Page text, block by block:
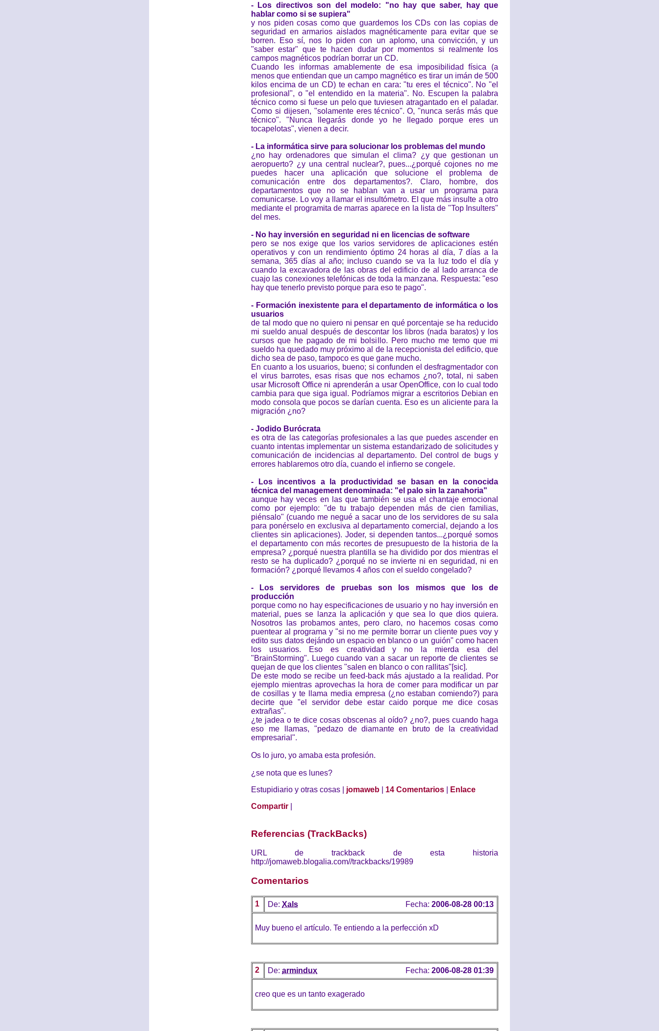
- Los directivos son del modelo: "no hay que saber, hay que
hablar como si se supiera"
y nos piden cosas como que guardemos los CDs con las copias de
seguridad en armarios aislados magnéticamente para evitar que se
borren. Eso sí, nos lo piden con un aplomo, una convicción, y un
"saber estar" que te hacen dudar por momentos si realmente los
campos magnéticos podrían borrar un CD.
Cuando les informas amablemente de esa imposibilidad física (a
menos que entiendan que un campo magnético es tirar un imán de 500
kilos encima de un CD) te echan en cara: "tu eres el técnico". No "el
profesional", o "el entendido en la materia". No. Escupen la palabra
técnico como si fuese un pelo que tuviesen atragantado en el paladar.
Como si dijesen, "solamente eres técnico". O, "nunca serás más que
técnico". "Nunca llegarás donde yo he llegado porque eres un
tocapelotas", vienen a decir.
- La informática sirve para solucionar los problemas del mundo
¿no hay ordenadores que simulan el clima? ¿y que gestionan un
aeropuerto? ¿y una central nuclear?, pues...¿porqué cojones no me
puedes hacer una aplicación que solucione el problema de
comunicación entre dos departamentos?. Claro, hombre, dos
departamentos que no se hablan van a usar un programa para
comunicarse. Lo voy a llamar el insultómetro. El que más insulte a otro
mediante el programita de marras aparece en la lista de "Top Insulters"
del mes.
- No hay inversión en seguridad ni en licencias de software
pero se nos exige que los varios servidores de aplicaciones estén
operativos y con un rendimiento óptimo 24 horas al día, 7 días a la
semana, 365 días al año; incluso cuando se va la luz todo el día y
cuando la excavadora de las obras del edificio de al lado arranca de
cuajo las conexiones telefónicas de toda la manzana. Respuesta: "eso
hay que tenerlo previsto porque para eso te pago".
- Formación inexistente para el departamento de informática o los
usuarios
de tal modo que no quiero ni pensar en qué porcentaje se ha reducido
mi sueldo anual después de descontar los libros (nada baratos) y los
cursos que he pagado de mi bolsillo. Pero mucho me temo que mi
sueldo ha quedado muy próximo al de la recepcionista del edificio, que
dicho sea de paso, tampoco es que gane mucho.
En cuanto a los usuarios, bueno; si confunden el desfragmentador con
el virus barrotes, esas risas que nos echamos ¿no?, total, ni saben
usar Microsoft Office ni aprenderán a usar OpenOffice, con lo cual todo
cambia para que siga igual. Podríamos migrar a escritorios Debian en
modo consola que pocos se darían cuenta. Eso es un aliciente para la
migración ¿no?
- Jodido Burócrata
es otra de las categorías profesionales a las que puedes ascender en
cuanto intentas implementar un sistema estandarizado de solicitudes y
comunicación de incidencias al departamento. Del control de bugs y
errores hablaremos otro día, cuando el infierno se congele.
- Los incentivos a la productividad se basan en la conocida
técnica del management denominada: "el palo sin la zanahoria"
aunque hay veces en las que también se usa el chantaje emocional
como por ejemplo: "de tu trabajo dependen más de cien familias,
piénsalo" (cuando me negué a sacar uno de los servidores de su sala
para ponérselo en exclusiva al departamento comercial, dejando a los
clientes sin aplicaciones). Joder, si dependen tantos...¿porqué somos
el departamento con más recortes de presupuesto de la historia de la
empresa? ¿porqué nuestra plantilla se ha dividido por dos mientras el
resto se ha duplicado? ¿porqué no se invierte ni en seguridad, ni en
formación? ¿porqué llevamos 4 años con el sueldo congelado?
- Los servidores de pruebas son los mismos que los de
producción
porque como no hay especificaciones de usuario y no hay inversión en
material, pues se lanza la aplicación y que sea lo que dios quiera.
Nosotros las probamos antes, pero claro, no hacemos cosas como
puentear al programa y "si no me permite borrar un cliente pues voy y
edito sus datos dejándo un espacio en blanco o un guión" como hacen
los usuarios. Eso es creatividad y no la mierda esa del
"BrainStorming". Luego cuando van a sacar un reporte de clientes se
quejan de que los clientes "salen en blanco o con rallitas"[sic].
De este modo se recibe un feed-back más ajustado a la realidad. Por
ejemplo mientras aprovechas la hora de comer para modificar un par
de cosillas y te llama media empresa (¿no estaban comiendo?) para
decirte que "el servidor debe estar caido porque me dice cosas
extrañas".
¿te jadea o te dice cosas obscenas al oído? ¿no?, pues cuando haga
eso me llamas, "pedazo de diamante en bruto de la creatividad
empresarial".
Os lo juro, yo amaba esta profesión.
¿se nota que es lunes?
Estupidiario y otras cosas | jomaweb 14 Comentarios
Enlace
Compartir
Referencias (TrackBacks)
URL de trackback de esta historia
http://jomaweb.blogalia.com//trackbacks/19989
Comentarios
1 De: Xals Fecha: 2006-08-28 00:13
Muy bueno el artículo. Te entiendo a la perfección xD
2 De: armindux Fecha: 2006-08-28 01:39
creo que es un tanto exagerado